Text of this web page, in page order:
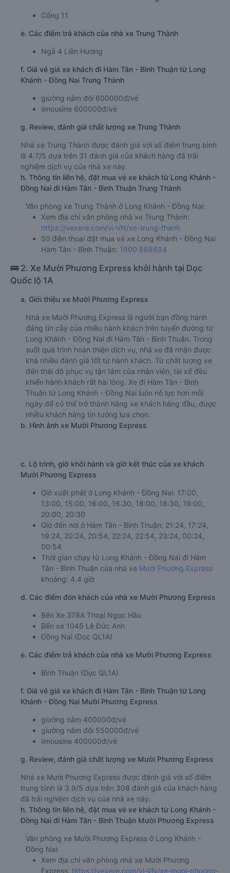
4.4 giờ
d. Các điểm đón khách của nhà xe Trung Thành
Cổng 11
e. Các điểm trả khách của nhà xe Trung Thành
f. Giá vé giá xe khách đi Hàm Tân - Bình Thuận từ Long
limousine 600000đ/vé
g. Review, đánh giá chất lượng xe Trung Thành
Nhà xe Trung Thành được đánh giá với số điểm trung bình
là 4.7/5 dựa trên 31 đánh giá của khách hàng đã trải
nghiệm dịch vụ của nhà xe này.
h. Thông tin liên hệ, đặt mua vé xe khách từ Long Khánh -
Đồng Nai đi Hàm Tân - Bình Thuận Trung Thành
Văn phòng xe Trung Thành ở Long Khánh - Đồng Nai:
Xem địa chỉ văn phòng nhà xe Trung Thành:
https://vexere.com/vi-VN/xe-trung-thanh
Số điện thoại đặt mua vé xe Long Khánh - Đồng Nai
Hàm Tân - Bình Thuận:
🚌 2. Xe Mười Phương Express khởi hành tại Dọc
Quốc lộ 1A
a. Giới thiệu xe Mười Phương Express
Nhà xe Mười Phương Express là người bạn đồng hành
đáng tin cậy của nhiều hành khách trên tuyến đường từ
Long Khánh - Đồng Nai đi Hàm Tân - Bình Thuận. Trong
suốt quá trình hoàn thiện dịch vụ, nhà xe đã nhận được
khá nhiều đánh giá tốt từ hành khách. Từ chất lượng xe
đến thái độ phục vụ tận tâm của nhân viên, tài xế đều
khiến hành khách rất hài lòng. Xe đi Hàm Tân - Bình
Thuận từ Long Khánh - Đồng Nai luôn nỗ lực hơn mỗi
b. Hình ảnh xe Mười Phương Express
c. Lộ trình, giờ khởi hành và giờ kết thúc của xe khách
Mười Phương Express
Giờ xuất phát ở Long Khánh - Đồng Nai: 17:00,
13:00, 15:00, 16:00, 16:30, 18:00, 18:30, 19:00,
20:00, 20:30
Giờ đến nơi ở Hàm Tân - Bình Thuận: 21:24, 17:24,
19:24, 20:24, 20:54, 22:24, 22:54, 23:24, 00:24,
00:54
Thời gian chạy từ Long Khánh - Đồng Nai đi Hàm
khoảng: 4.4 giờ
d. Các điểm đón khách của nhà xe Mười Phương Express
Bến Xe 378A Thoại Ngọc Hầu
Đồng Nai (Dọc QL1A)
e. Các điểm trả khách của nhà xe Mười Phương Express
f. Giá vé giá xe khách đi Hàm Tân - Bình Thuận từ Long
Khánh - Đồng Nai Mười Phương Express
giường nằm 400000đ/vé
limousine 400000đ/vé
g. Review, đánh giá chất lượng xe Mười Phương Express
Nhà xe Mười Phương Express được đánh giá với số điểm
trung bình là 3.9/5 dựa trên 308 đánh giá của khách hàng
đã trải nghiệm dịch vụ của nhà xe này.
h. Thông tin liên hệ, đặt mua vé xe khách từ Long Khánh -
Đồng Nai đi Hàm Tân - Bình Thuận Mười Phương Express